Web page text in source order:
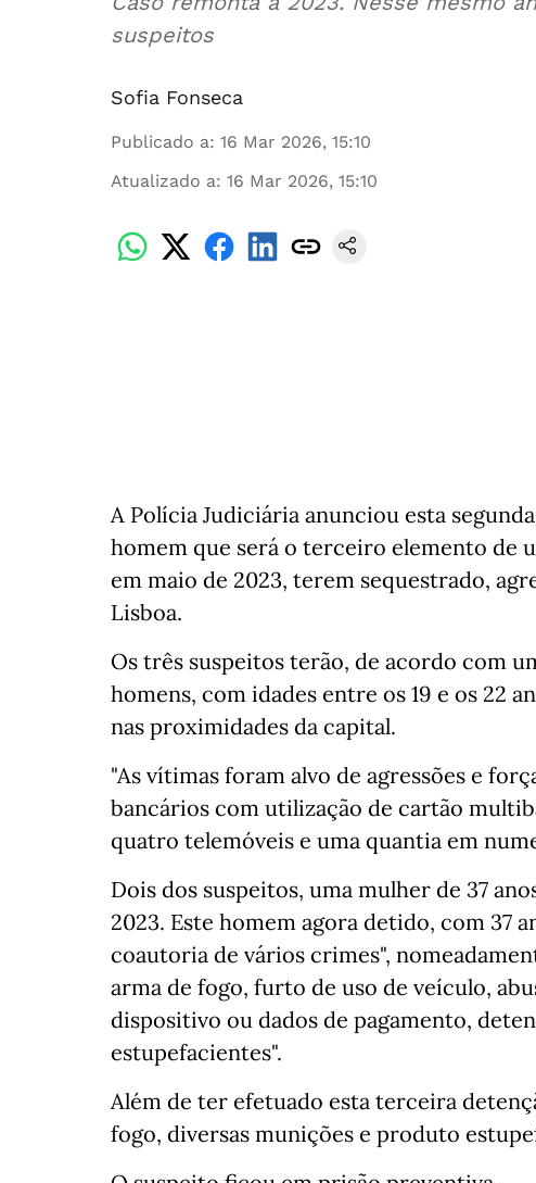
suspeitos
Sofia Fonseca
Publicado a: 16 Mar 2026, 15:10
Atualizado a: 16 Mar 2026, 15:10
A Polícia Judiciária anunciou esta
homem que será o terceiro elemento de
em maio de 2023, terem sequestrado,
Lisboa.
Os três suspeitos terão, de acordo com
homens, com idades entre os 19 e os 22
nas proximidades da capital.
"As vítimas foram alvo de agressões e
bancários com utilização de cartão
quatro telemóveis e uma quantia em
Dois dos suspeitos, uma mulher de 37
2023. Este homem agora detido, com 37
coautoria de vários crimes",
arma de fogo, furto de uso de veículo,
dispositivo ou dados de pagamento,
estupefacientes".
Além de ter efetuado esta terceira
fogo, diversas munições e produto